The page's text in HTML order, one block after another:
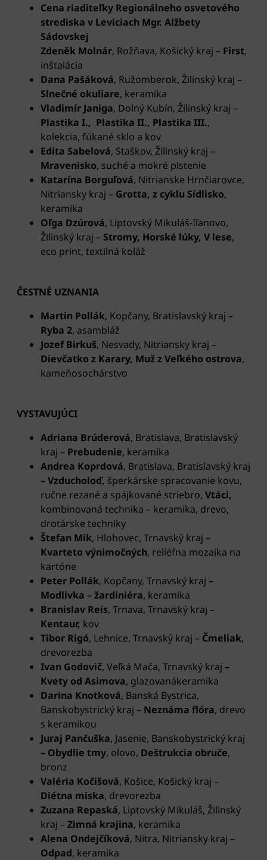
Cena riaditeľky Regionálneho osvetového
strediska v Leviciach Mgr. Alžbety
Sádovskej
Zdeněk Molnár, Rožňava, Košický kraj – First,
inštalácia
Dana Pašáková, Ružomberok, Žilinský kraj –
Slnečné okuliare, keramika
Vladimír Janiga, Dolný Kubín, Žilinský kraj –
Plastika I., Plastika II., Plastika III.,
kolekcia, fúkané sklo a kov
Edita Sabelová, Staškov, Žilinský kraj –
Mravenisko, suché a mokré plstenie
Katarína Borguľová, Nitrianske Hrnčiarovce,
Nitriansky kraj – Grotta, z cyklu Sídlisko,
keramika
Oľga Dzúrová, Liptovský Mikuláš-Iľanovo,
Žilinský kraj – Stromy, Horské lúky, V lese,
eco print, textilná koláž
ČESTNÉ UZNANIA
Martin Pollák, Kopčany, Bratislavský kraj –
Ryba 2, asambláž
Jozef Birkuš, Nesvady, Nitriansky kraj –
Dievčatko z Karary, Muž z Veľkého ostrova,
kameňosochárstvo
VYSTAVUJÚCI
Adriana Brúderová, Bratislava, Bratislavský
kraj – Prebudenie, keramika
Andrea Koprdová, Bratislava, Bratislavský kraj
– Vzducholoď, šperkárske spracovanie kovu,
ručne rezané a spájkované striebro, Vtáci,
kombinovaná technika – keramika, drevo,
drotárske techniky
Štefan Mik, Hlohovec, Trnavský kraj –
Kvarteto výnimočných, reliéfna mozaika na
kartóne
Peter Pollák, Kopčany, Trnavský kraj –
Modlivka – žardiniéra, keramika
Branislav Reis, Trnava, Trnavský kraj –
Kentaur, kov
Tibor Rigó, Lehnice, Trnavský kraj – Čmeliak,
drevorezba
Ivan Godovič, Veľká Mača, Trnavský kraj –
Kvety od Asimova, glazovanákeramika
Darina Knotková, Banská Bystrica,
Banskobystrický kraj – Neznáma flóra, drevo
s keramikou
Juraj Pančuška, Jasenie, Banskobystrický kraj
– Obydlie tmy, olovo, Deštrukcia obruče,
bronz
Valéria Kočišová, Košice, Košický kraj –
Diétna miska, drevorezba
Zuzana Repaská, Liptovský Mikuláš, Žilinský
kraj –Zimná krajina, keramika
Alena Ondejčíková, Nitra, Nitriansky kraj –
Odpad, keramika